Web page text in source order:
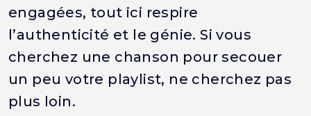
engagées, tout ici respire
l’authenticité et le génie. Si vous
cherchez une chanson pour secouer
un peu votre playlist, ne cherchez pas
plus loin.